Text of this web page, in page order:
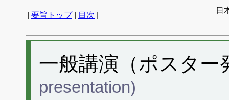
要旨トップ| 目次
日
一般講演（ポスタ
presentation)